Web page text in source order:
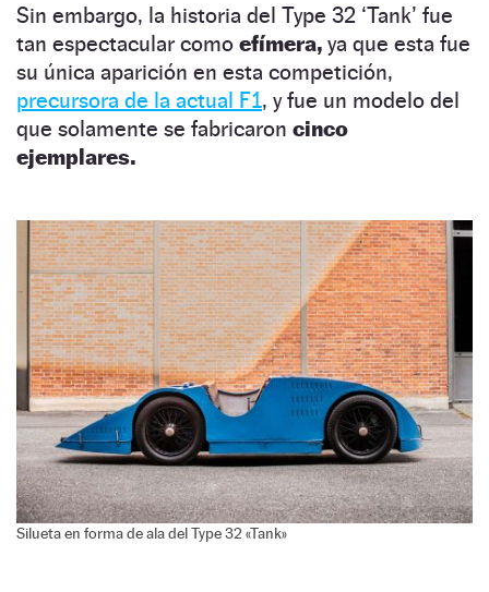
Sin embargo, la historia del Type 32 ‘Tank’ fue
tan espectacular como efímera, ya que esta fue
su única aparición en esta competición,
precursora de la actual F1, y fue un modelo del
que solamente se fabricaron cinco
ejemplares.
Silueta en forma de ala del Type 32 «Tank»